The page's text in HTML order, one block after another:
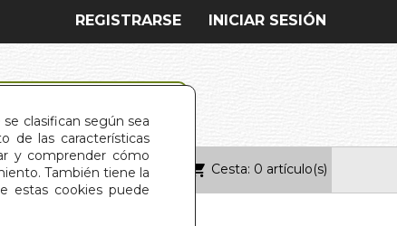
clasifican según sea
de las características
y comprender cómo
También tiene la
estas cookies puede
INICIAR SESIÓN
REGISTRARSE
Cesta: 0 artículo(s)